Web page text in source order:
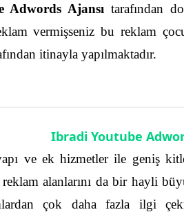
Adwords Ajansıtarafından
vermişseniz bu reklam
itinayla yapılmaktadır.
Ibradi Youtube
ve ek hizmetler ile geniş
reklam alanlarını da bir hayli
çok daha fazla ilgi